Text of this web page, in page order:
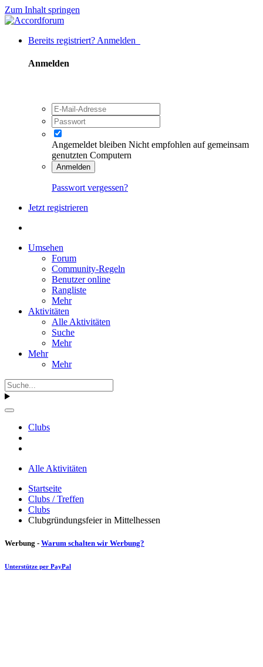
Zum Inhalt springen
Bereits registriert? Anmelden
Anmelden
Angemeldet bleiben Nicht empfohlen auf gemeinsam
genutzten Computern
Anmelden
Passwort vergessen?
Jetzt registrieren
Umsehen
Forum
Community-Regeln
Benutzer online
Rangliste
Mehr
Aktivitäten
Alle Aktivitäten
Suche
Mehr
Mehr
Mehr
Clubs
Alle Aktivitäten
Startseite
Clubs / Treffen
Clubs
Clubgründungsfeier in Mittelhessen
Werbung - Warum schalten wir Werbung?
Unterstütze per PayPal